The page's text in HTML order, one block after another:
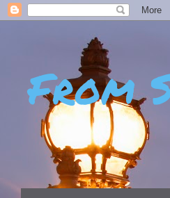
From
- DÉCOUVERTES -